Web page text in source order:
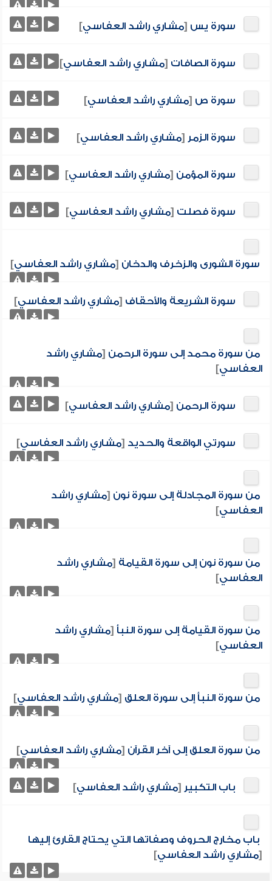
سورة يس [مشاري راشد العفاسي]
سورة الصافات [مشاري راشد العفاسي]
سورة ص [مشاري راشد العفاسي]
سورة الزمر [مشاري راشد العفاسي]
سورة المؤمن [مشاري راشد العفاسي]
سورة فصلت [مشاري راشد العفاسي]
سورة الشورى والزخرف والدخان [مشاري راشد العفاسي]
سورة الشريعة والأحقاف [مشاري راشد العفاسي]
من سورة محمد إلى سورة الرحمن [مشاري راشد
العفاسي]
سورة الرحمن [مشاري راشد العفاسي]
سورتي الواقعة والحديد [مشاري راشد العفاسي]
من سورة المجادلة إلى سورة نون [مشاري راشد
العفاسي]
من سورة نون إلى سورة القيامة [مشاري راشد
العفاسي]
من سورة القيامة إلى سورة النبأ [مشاري راشد
العفاسي]
من سورة النبأ إلى سورة العلق [مشاري راشد العفاسي]
من سورة العلق إلى آخر القرآن [مشاري راشد العفاسي]
باب التكبير [مشاري راشد العفاسي]
باب مخارج الحروف وصفاتها التي يحتاج القارئ إليها
[مشاري راشد العفاسي]